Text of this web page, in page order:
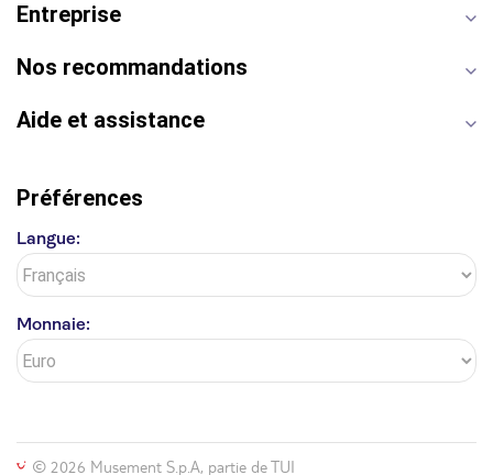
Opéra Garnier
Entreprise
Nos recommandations
Aide et assistance
Préférences
Langue:
Monnaie:
© 2026 Musement S.p.A, partie de TUI